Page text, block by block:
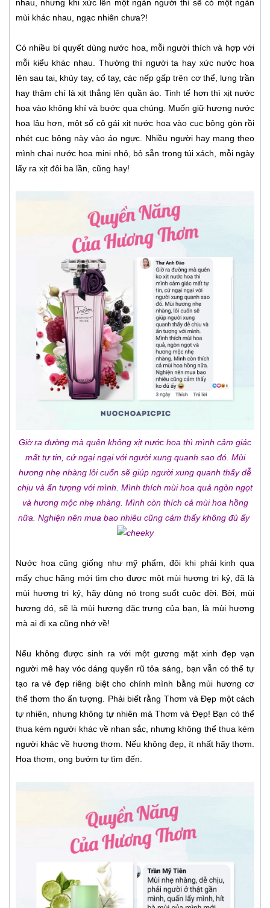
nhau, nhưng khi xức lên một ngàn người thì sẽ có một ngàn
mùi khác nhau, ngạc nhiên chưa?!
Có nhiều bí quyết dùng nước hoa, mỗi người thích và hợp với
mỗi kiểu khác nhau. Thường thì người ta hay xức nước hoa
lên sau tai, khủy tay, cổ tay, các nếp gấp trên cơ thể, lưng trần
hay thậm chí là xịt thẳng lên quần áo. Tinh tế hơn thì xịt nước
hoa vào không khí và bước qua chúng. Muốn giữ hương nước
hoa lâu hơn, một số cô gái xịt nước hoa vào cục bông gòn rồi
nhét cục bông này vào áo ngực. Nhiều người hay mang theo
mình chai nước hoa mini nhỏ, bỏ sẵn trong túi xách, mỗi ngày
lấy ra xịt đôi ba lần, cũng hay!
Giờ ra đường mà quên không xịt nước hoa thì mình cảm giác
mất tự tin, cứ ngại ngại với người xung quanh sao đó. Mùi
hương nhẹ nhàng lôi cuốn sẽ giúp người xung quanh thấy dễ
chịu và ấn tượng với mình. Mình thích mùi hoa quả ngòn ngọt
và hương mộc nhẹ nhàng. Mình còn thích cả mùi hoa hồng
nữa. Nghiện nên mua bao nhiêu cũng cảm thấy không đủ ấy
Nước hoa cũng giống như mỹ phẩm, đôi khi phải kinh qua
mấy chục hãng mới tìm cho được một mùi hương tri kỷ, đã là
mùi hương tri kỷ, hãy dùng nó trong suốt cuộc đời. Bởi, mùi
hương đó, sẽ là mùi hương đặc trưng của bạn, là mùi hương
mà ai đi xa cũng nhớ về!
Nếu không được sinh ra với một gương mặt xinh đẹp vạn
người mê hay vóc dáng quyến rũ tỏa sáng, bạn vẫn có thể tự
tạo ra vẻ đẹp riêng biệt cho chính mình bằng mùi hương cơ
thể thơm tho ấn tượng. Phải biết rằng Thơm và Đẹp một cách
tự nhiên, nhưng không tự nhiên mà Thơm và Đẹp! Bạn có thể
thua kém người khác về nhan sắc, nhưng không thể thua kém
người khác về hương thơm. Nếu không đẹp, ít nhất hãy thơm.
Hoa thơm, ong bướm tự tìm đến.